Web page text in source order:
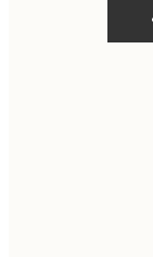
ただける
希望の場